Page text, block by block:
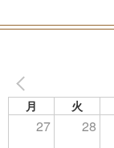
月 火
27 28